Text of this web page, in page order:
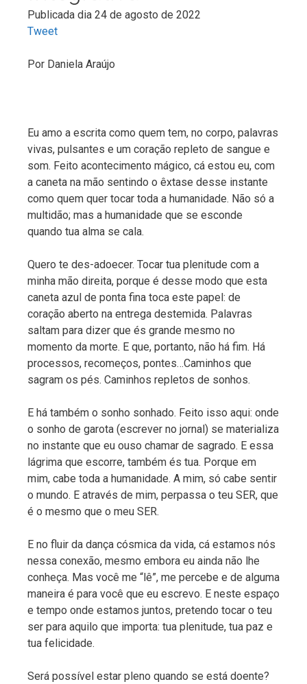
Publicada dia 24 de agosto de 2022
Tweet
Por Daniela Araújo
Eu amo a escrita como quem tem, no corpo, palavras
vivas, pulsantes e um coração repleto de sangue e
som. Feito acontecimento mágico, cá estou eu, com
a caneta na mão sentindo o êxtase desse instante
como quem quer tocar toda a humanidade. Não só a
multidão; mas a humanidade que se esconde
quando tua alma se cala.
Quero te des-adoecer. Tocar tua plenitude com a
minha mão direita, porque é desse modo que esta
caneta azul de ponta fina toca este papel: de
coração aberto na entrega destemida. Palavras
saltam para dizer que és grande mesmo no
momento da morte. E que, portanto, não há fim. Há
processos, recomeços, pontes…Caminhos que
sagram os pés. Caminhos repletos de sonhos.
E há também o sonho sonhado. Feito isso aqui: onde
o sonho de garota (escrever no jornal) se materializa
no instante que eu ouso chamar de sagrado. E essa
lágrima que escorre, também és tua. Porque em
mim, cabe toda a humanidade. A mim, só cabe sentir
o mundo. E através de mim, perpassa o teu SER, que
é o mesmo que o meu SER.
E no fluir da dança cósmica da vida, cá estamos nós
nessa conexão, mesmo embora eu ainda não lhe
conheça. Mas você me “lê”, me percebe e de alguma
maneira é para você que eu escrevo. E neste espaço
e tempo onde estamos juntos, pretendo tocar o teu
ser para aquilo que importa: tua plenitude, tua paz e
tua felicidade.
Será possível estar pleno quando se está doente?